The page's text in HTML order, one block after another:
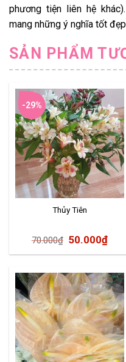
phương tiện liên hệ
mang những ý nghĩa tốt
SẢN PHẨM
-29%
Thủy Tiên
70.000₫ 50.000₫